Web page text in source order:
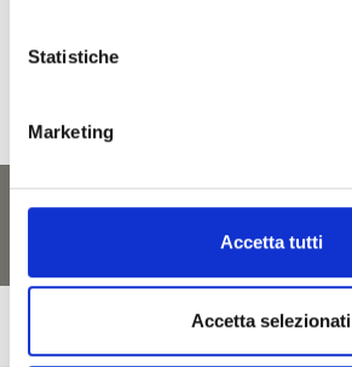
Statistiche
Marketing
Accetta tutti
Accetta selezionati